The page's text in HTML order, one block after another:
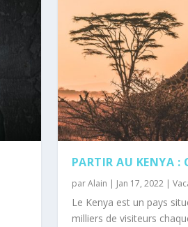
PARTIR AU KENYA :
parAlain | Jan 17, 2022|
Le Kenya est un pays
milliers de visiteurs